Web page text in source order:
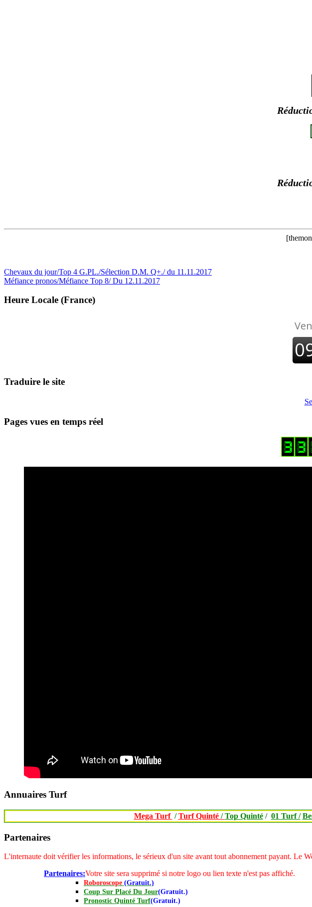
Navigation
de
l’article
Chevaux du jour/Top 4 G.PL./Sélection D.M. Q+./ du 11.11.2017
Méfiance pronos/Méfiance Top 8/ Du 12.11.2017
Heure Locale (France)
Traduire le site
Pages vues en temps réel
Annuaires Turf
Mega Turf /Turf Quinté /Top Quinté/ 01 Turf /
Partenaires
L'internaute doit vérifier les informations, le sérieux d'un site avant tout abonnement payant. Le
Partenaires:Votre site sera supprimé si notre logo ou lien texte n'est pas affiché.
Roboroscope (Gratuit.)
Coup Sur Placé Du Jour(Gratuit.)
Pronostic Quinté Turf(Gratuit.)